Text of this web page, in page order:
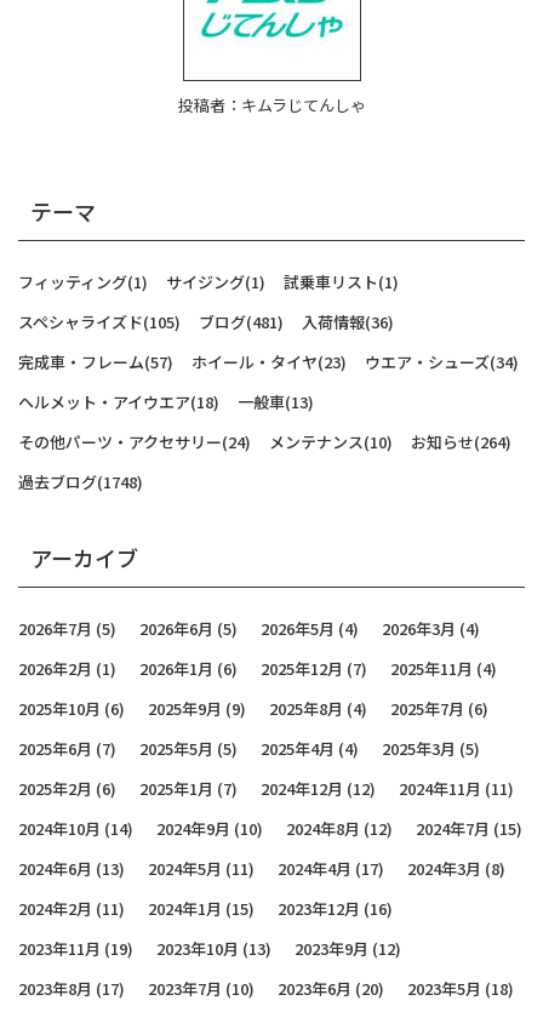
投稿者： キムラじてんしゃ
テーマ
フィッティング(1) サイジング(1) 試乗車リスト(1)
スペシャライズド(105) ブログ(481) 入荷情報(36)
完成車・フレーム(57) ホイール・タイヤ(23) ウエア・シューズ(34)
ヘルメット・アイウエア(18) 一般車(13)
その他パーツ・アクセサリー(24) メンテナンス(10) お知らせ(264)
過去ブログ(1748)
アーカイブ
2026年7月 (5) 2026年6月 (5) 2026年5月 (4) 2026年3月 (4)
2026年2月 (1) 2026年1月 (6) 2025年12月 (7) 2025年11月 (4)
2025年10月 (6) 2025年9月 (9) 2025年8月 (4) 2025年7月 (6)
2025年6月 (7) 2025年5月 (5) 2025年4月 (4) 2025年3月 (5)
2025年2月 (6) 2025年1月 (7) 2024年12月 (12) 2024年11月 (11)
2024年10月 (14) 2024年9月 (10) 2024年8月 (12) 2024年7月 (15)
2024年6月 (13) 2024年5月 (11) 2024年4月 (17) 2024年3月 (8)
2024年2月 (11) 2024年1月 (15) 2023年12月 (16)
2023年11月 (19) 2023年10月 (13) 2023年9月 (12)
2023年8月 (17) 2023年7月 (10) 2023年6月 (20) 2023年5月 (18)